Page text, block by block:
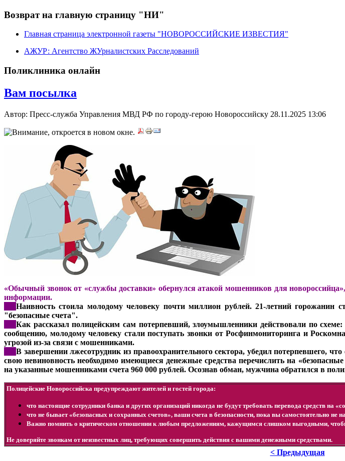
Возврат на главную страницу "НИ"
Главная страница электронной газеты "НОВОРОССИЙСКИЕ ИЗВЕСТИЯ"
АЖУР: Агентство ЖУрналистских Расследований
Поликлиника онлайн
Вам посылка
Автор: Пресс-служба Управления МВД РФ по городу-герою Новороссийску 28.11.2025 13:06
«Обычный звонок от «службы доставки» обернулся атакой мошенников для
информации.
Наивность стоила молодому человеку почти миллион рублей. 21-летний горожанин
"безопасные счета".
Как рассказал полицейским сам потерпевший, злоумышленники действовали по
сообщению, молодому человеку стали поступать звонки от Росфинмониторинга и
угрозой из-за связи с мошенниками.
В завершении лжесотрудник из правоохранительного сектора, убедил потерпевшего,
свою невиновность необходимо имеющиеся денежные средства перечислить на
на указанные мошенниками счета 960 000 рублей. Осознав обман, мужчина обратился в
Полицейские Новороссийска предупреждают жителей и гостей города:
что настоящие сотрудники банка и других организаций никогда не будут требовать перевода средств на
что не бывает «безопасных и сохранных счетов», ваши счета в безопасности, пока вы самостоятельно не
Важно помнить о критическом отношении к любым предложениям, кажущимся слишком выгодными,
Не доверяйте звонкам от неизвестных лиц, требующих совершить действия с вашими денежными средствами.
< Предыдущая